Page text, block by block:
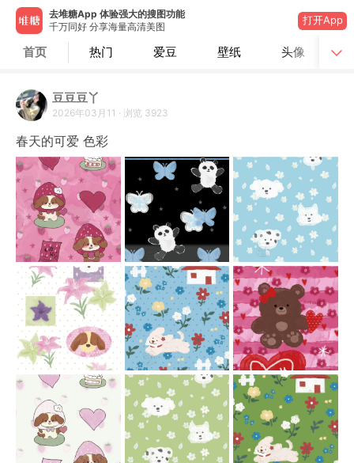
去堆糖App 体验强大的搜图功能
千万同好 分享海量高清美图
打开App
首页 热门 爱豆 壁纸 头像
豆豆豆丫
2026年03月11 · 浏览 3923
春天的可爱 色彩